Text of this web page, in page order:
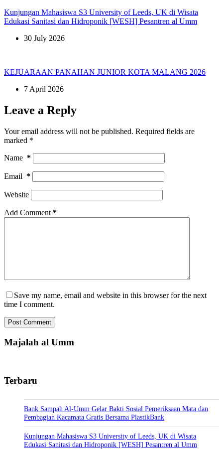
Kunjungan Mahasiswa S3 University of Leeds, UK di Wisata
Edukasi Sanitasi dan Hidroponik [WESH] Pesantren al Umm
30 July 2026
KEJUARAAN PANAHAN JUNIOR KOTA MALANG 2026
7 April 2026
Leave a Reply
Your email address will not be published. Required fields are
marked *
Name *
Email *
Website
Add Comment *
Save my name, email and website in this browser for the next
time I comment.
Post Comment
Majalah al Umm
Terbaru
Bank Sampah Al-Umm Gelar Bakti Sosial Pemeriksaan Mata dan
Pembagian Kacamata Gratis Bersama PlastikBank
Kunjungan Mahasiswa S3 University of Leeds, UK di Wisata
Edukasi Sanitasi dan Hidroponik [WESH] Pesantren al Umm